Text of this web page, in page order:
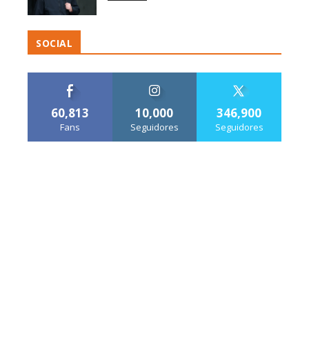
SOCIAL
60,813
Fans
10,000
Seguidores
346,900
Seguidores